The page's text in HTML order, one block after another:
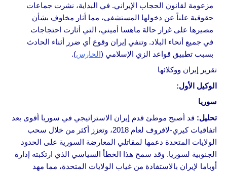
مزعومة لقانون الحجاب الإيراني. في البداية، نشرت جماعات
حقوقية علناً عن دخولها المستشفى، مما أثار مخاوف بشأن
مصيرها على غرار حالة ماهسا أميني، التي أثارت احتجاجات
في جميع أنحاء البلاد. وتنفي إيران وقوع أي ضرر أثناء الحادث
بسبب تطبيق قواعد الزي الإسلامي (الحارس).
تقرير إيران ووكلائها
الوكيل الأول:
سوريا
تحليل: قد أصبح موطئ قدم إيران الاستراتيجي في سوريا أقوى بعد
اتفاقيات كيري-لافروف لعام 2018، وتعزز أكثر من خلال سحب
الولايات المتحدة دعمها لمقاتلي المعارضة السورية على الحدود
الجنوبية لسوريا. وقد سمح هذا الخطأ السياسي الذي ارتكبته إدارة
أوباما لإيران بالاستفادة من غياب الولايات المتحدة، مما مهد